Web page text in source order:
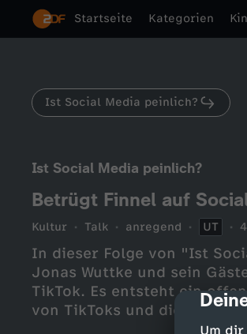
Um dir
Startseite Kategorien
Ist Social Media peinlich?
Ist Social Media peinlich?
Betrügt Finnel auf
Kultur Talk anregend UT
In dieser Folge von "Ist
Jonas Wuttke und sein
TikTok. Es entsteht ein
von TikToks und die Echtheit
https://www.tiktok.com/